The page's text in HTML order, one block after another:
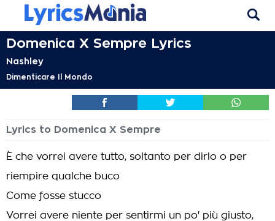
Domenica X Sempre Lyrics
Nashley
Dimenticare Il Mondo
Lyrics to Domenica X Sempre
È che vorrei avere tutto, soltanto per dirlo o per
riempire qualche buco
Come fosse stucco
Vorrei avere niente per sentirmi un po' più giusto,